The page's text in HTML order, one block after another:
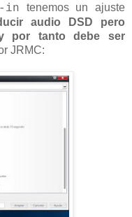
in tenemos un ajuste
audio DSD pero
por tanto debe ser
JRMC: